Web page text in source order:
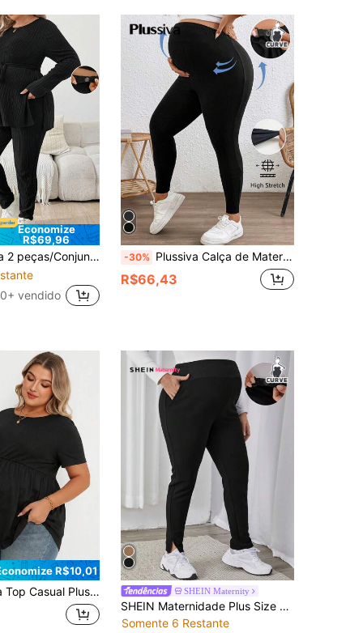
Economize
R$69,96
Sólida Camiseta Gola Redonda de Manga Longa com Fenda Lateral Canelada e Calça com Cintura Ajustável, Casual
vendido
-30% Plussiva Calça de Maternidade Slim Plus Size de Cor Sólida com Cintura Ajustável
R$66,43
R$10,01
de Maternidade, Cor Sólida, Gola Redonda, Manga Curta SHEIN Maternity
SHEIN Maternidade Plus Size Perneiras Com Ajustável Cintura E Bolsos Copa do Mundo
Somente 6 Restante